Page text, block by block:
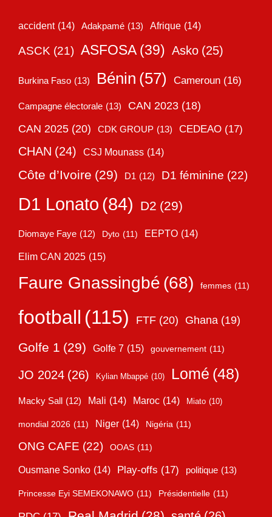
accident (14) Adakpamé (13) Afrique (14)
ASCK (21) ASFOSA (39) Asko (25)
Burkina Faso (13) Bénin (57) Cameroun (16)
Campagne électorale (13) CAN 2023 (18)
CAN 2025 (20) CDK GROUP (13) CEDEAO (17)
CHAN (24) CSJ Mounass (14)
Côte d’Ivoire (29) D1 (12) D1 féminine (22)
D1 Lonato (84) D2 (29)
Diomaye Faye (12) Dyto (11) EEPTO (14)
Elim CAN 2025 (15)
Faure Gnassingbé (68) femmes (11)
football (115) FTF (20) Ghana (19)
Golfe 1 (29) Golfe 7 (15) gouvernement (11)
JO 2024 (26) Kylian Mbappé (10) Lomé (48)
Macky Sall (12) Mali (14) Maroc (14) Miato (10)
mondial 2026 (11) Niger (14) Nigéria (11)
ONG CAFE (22) OOAS (11)
Ousmane Sonko (14) Play-offs (17) politique (13)
Princesse Eyi SEMEKONAWO (11) Présidentielle (11)